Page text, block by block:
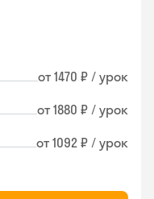
от 1470 ₽ / урок
от 1880 ₽ / урок
от 1092 ₽ / урок